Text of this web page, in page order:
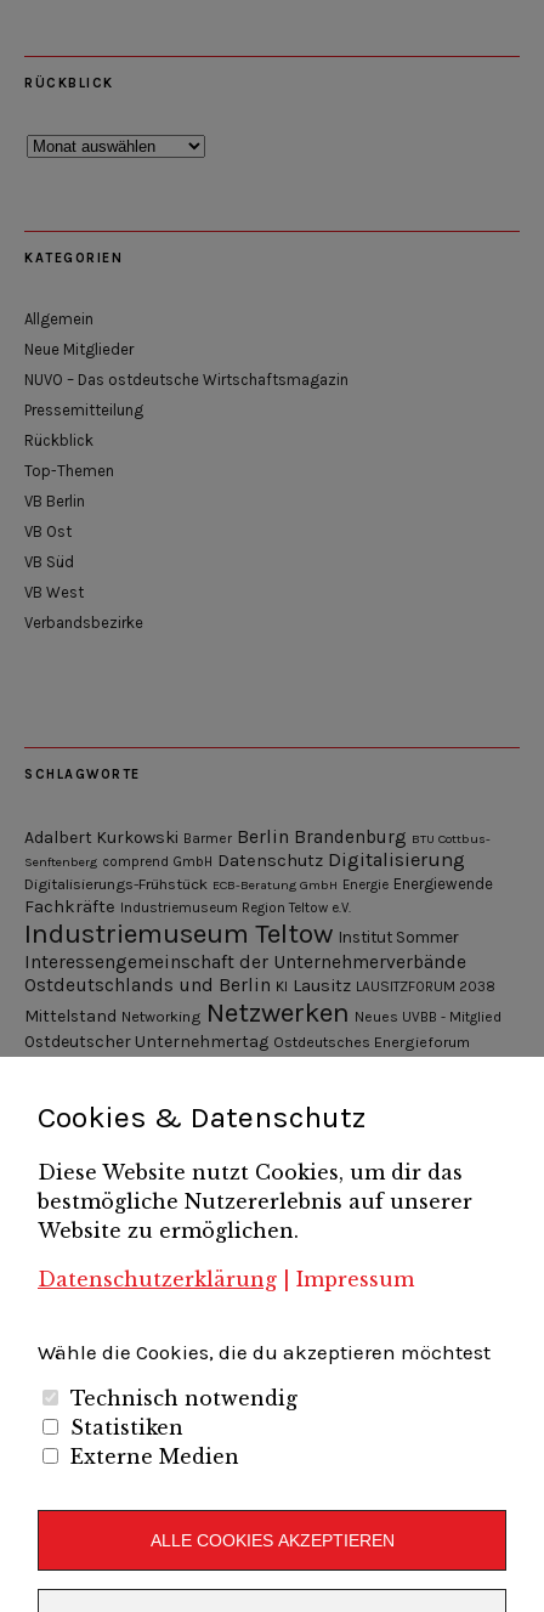
RÜCKBLICK
Rückblick
KATEGORIEN
Allgemein
Neue Mitglieder
NUVO – Das ostdeutsche Wirtschaftsmagazin
Pressemitteilung
Rückblick
Top-Themen
VB Berlin
VB Ost
VB Süd
VB West
Verbandsbezirke
SCHLAGWORTE
Adalbert Kurkowski Barmer Berlin Brandenburg BTU Cottbus-
Senftenberg comprend GmbH Datenschutz Digitalisierung
Digitalisierungs-Frühstück ECB-Beratung GmbH Energie Energiewende
Fachkräfte Industriemuseum Region Teltow e.V.
Industriemuseum Teltow Institut Sommer
Interessengemeinschaft der Unternehmerverbände
Ostdeutschlands und Berlin KI Lausitz LAUSITZFORUM 2038
Mittelstand Networking Netzwerken Neues UVBB - Mitglied
Ostdeutscher Unternehmertag Ostdeutsches Energieforum
Pressemitteilung
Unternehmerfrühstück
Brandenburg-Berlin e.V.
Unternehmerverband Sachsen e.V. Unternehmervereinigung Uckermark
Unternehmervereinigung Uckermark e.V.
Wirtschaftshof Spandau e.V. Volkswirtschaftlicher Dialog
Unternehmerverband Brandenburg-Berlin e.V.
Folgen Sie uns auf
Cookies & Datenschutz
Diese Website nutzt Cookies, um dir das
bestmögliche Nutzererlebnis auf unserer
Website zu ermöglichen.
Datenschutzerklärung
Impressum
Wähle die Cookies, die du akzeptieren möchtest
Technisch notwendig
Statistiken
Externe Medien
ALLE COOKIES AKZEPTIEREN